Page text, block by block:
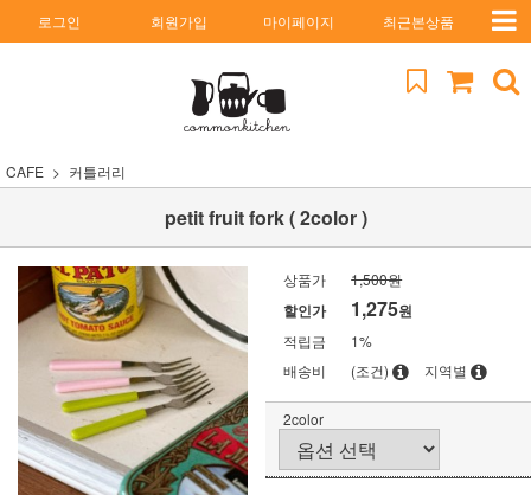
로그인 회원가입 마이페이지 최근본상품
CAFE 커틀러리
petit fruit fork ( 2color )
상품가 1,500원
할인가 1,275원
적립금
1%
배송비
(조건) 지역별
2color